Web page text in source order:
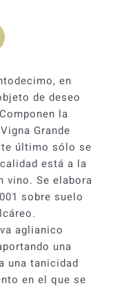
en
de deseo
la
Grande
último sólo se
está a la
vino. Se elabora
sobre suelo
aglianico
una
una tanicidad
en el que se